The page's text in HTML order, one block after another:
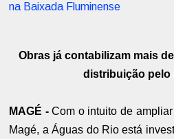
na Baixada Fluminense
Obras já contabilizam mais
distribuição pelo
MAGÉ -Com o intuito de
Magé, a Águas do Rio está